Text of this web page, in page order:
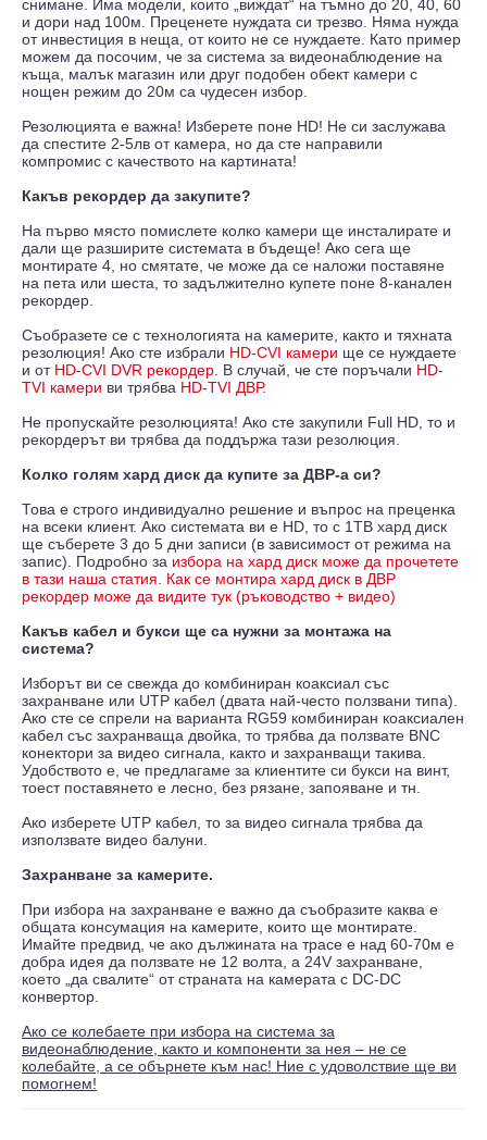
снимане. Има модели, които „виждат“ на тъмно до 20, 40, 60
и дори над 100м. Преценете нуждата си трезво. Няма нужда
от инвестиция в неща, от които не се нуждаете. Като пример
можем да посочим, че за система за видеонаблюдение на
къща, малък магазин или друг подобен обект камери с
нощен режим до 20м са чудесен избор.
Резолюцията е важна! Изберете поне HD! Не си заслужава
да спестите 2-5лв от камера, но да сте направили
компромис с качеството на картината!
Какъв рекордер да закупите?
На първо място помислете колко камери ще инсталирате и
дали ще разширите системата в бъдеще! Ако сега ще
монтирате 4, но смятате, че може да се наложи поставяне
на пета или шеста, то задължително купете поне 8-канален
рекордер.
Съобразете се с технологията на камерите, както и тяхната
резолюция! Ако сте избрали HD-CVI камери ще се нуждаете
и от HD-CVI DVR рекордер . В случай, че сте поръчали HD-
TVI камери ви трябва HD-TVI ДВР.
Не пропускайте резолюцията! Ако сте закупили Full HD, то и
рекордерът ви трябва да поддържа тази резолюция.
Колко голям хард диск да купите за ДВР-а си?
Това е строго индивидуално решение и въпрос на преценка
на всеки клиент. Ако системата ви е HD, то с 1TB хард диск
ще съберете 3 до 5 дни записи (в зависимост от режима на
запис). Подробно за избора на хард диск може да прочетете
в тази наша статия
Как се монтира хард диск в ДВР
рекордер може да видите тук (ръководство + видео)
Какъв кабел и букси ще са нужни за монтажа на
система?
Изборът ви се свежда до комбиниран коаксиал със
захранване или UTP кабел (двата най-често ползвани типа).
Ако сте се спрели на варианта RG59 комбиниран коаксиален
кабел със захранваща двойка, то трябва да ползвате BNC
конектори за видео сигнала, както и захранващи такива.
Удобството е, че предлагаме за клиентите си букси на винт,
тоест поставянето е лесно, без рязане, запояване и тн.
Ако изберете UTP кабел, то за видео сигнала трябва да
използвате видео балуни.
Захранване за камерите.
При избора на захранване е важно да съобразите каква е
общата консумация на камерите, които ще монтирате.
Имайте предвид, че ако дължината на трасе е над 60-70м е
добра идея да ползвате не 12 волта, а 24V захранване,
което „да свалите“ от страната на камерата с DC-DC
конвертор.
Ако се колебаете при избора на система за
видеонаблюдение, както и компоненти за нея – не се
колебайте, а се обърнете към нас! Ние с удоволствие ще ви
помогнем!